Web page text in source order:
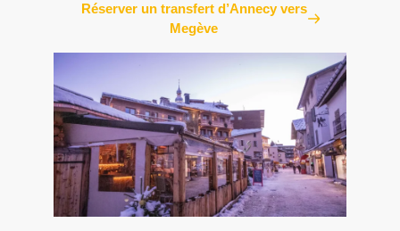
Réserver un transfert d’Annecy vers
Megève